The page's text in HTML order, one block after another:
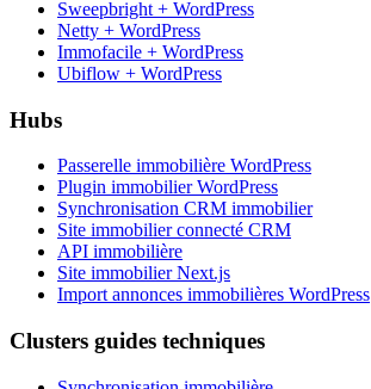
Sweepbright + WordPress
Netty + WordPress
Immofacile + WordPress
Ubiflow + WordPress
Hubs
Passerelle immobilière WordPress
Plugin immobilier WordPress
Synchronisation CRM immobilier
Site immobilier connecté CRM
API immobilière
Site immobilier Next.js
Import annonces immobilières WordPress
Clusters guides techniques